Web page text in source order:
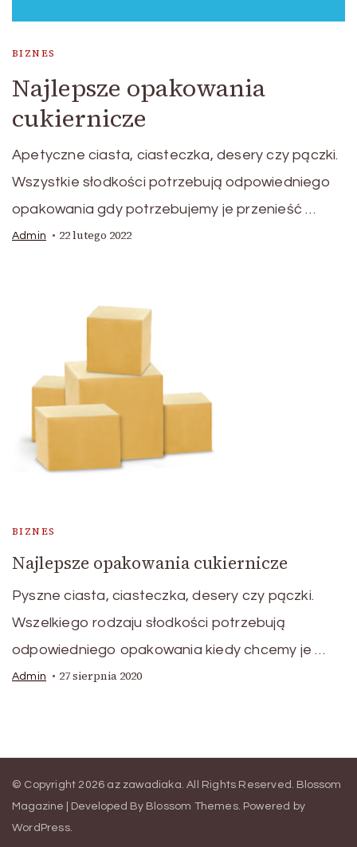
BIZNES
Najlepsze opakowania
cukiernicze
Apetyczne ciasta, ciasteczka, desery czy pączki.
Wszystkie słodkości potrzebują odpowiedniego
opakowania gdy potrzebujemy je przenieść …
Admin 22 lutego 2022
BIZNES
Najlepsze opakowania cukiernicze
Pyszne ciasta, ciasteczka, desery czy pączki.
Wszelkiego rodzaju słodkości potrzebują
odpowiedniego opakowania kiedy chcemy je …
Admin 27 sierpnia 2020
© Copyright 2026 az zawadiaka. All Rights Reserved. Blossom
Magazine | Developed By Blossom Themes. Powered by
WordPress.